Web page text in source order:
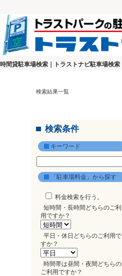
時間貸駐車場検索｜トラストナビ駐車場検索
検索結果一覧
検索条件
キーワード
「駐車場料金」から探す
料金検索を行う。
短時間・長時間どちらのご利
用ですか？
平日・休日どちらのご利用で
すか？
時間帯は昼間・夜間どちらの
ご利用ですか？